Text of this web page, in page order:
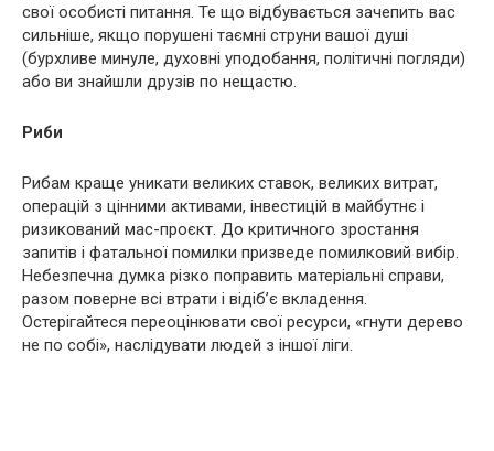
свої особисті питання. Те що відбувається зачепить вас
сильніше, якщо порушені таємні струни вашої душі
(бурхливе минуле, духовні уподобання, політичні погляди)
або ви знайшли друзів по нещастю.
Риби
Рибам краще уникати великих ставок, великих витрат,
операцій з цінними активами, інвестицій в майбутнє і
ризикований мас-проєкт. До критичного зростання
запитів і фатальної помилки призведе помилковий вибір.
Небезпечна думка різко поправить матеріальні справи,
разом поверне всі втрати і відіб’є вкладення.
Остерігайтеся переоцінювати свої ресурси, «гнути дерево
не по собі», наслідувати людей з іншої ліги.